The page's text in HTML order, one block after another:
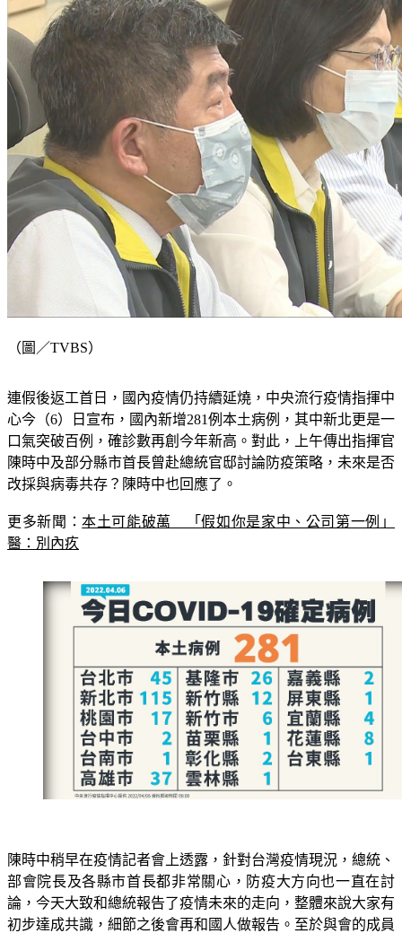
（圖／TVBS）
連假後返工首日，國內疫情仍持續延燒，中央流行疫情指揮中
心今（6）日宣布，國內新增281例本土病例，其中新北更是一
口氣突破百例，確診數再創今年新高。對此，上午傳出指揮官
陳時中及部分縣市首長曾赴總統官邸討論防疫策略，未來是否
改採與病毒共存？陳時中也回應了。
更多新聞：本土可能破萬　「假如你是家中、公司第一例」
醫：別內疚
陳時中稍早在疫情記者會上透露，針對台灣疫情現況，總統、
部會院長及各縣市首長都非常關心，防疫大方向也一直在討
論，今天大致和總統報告了疫情未來的走向，整體來說大家有
初步達成共識，細節之後會再和國人做報告。至於與會的成員